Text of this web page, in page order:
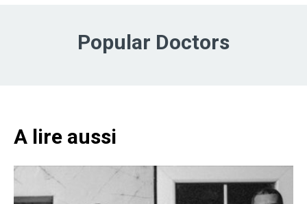
Popular Doctors
A lire aussi